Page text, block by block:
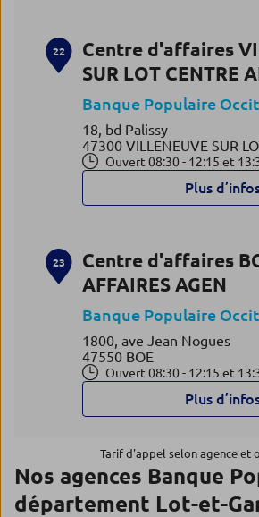
22
Centre d'affaires
SUR LOT CENTRE
Banque Populaire
18, bd Palissy
47300 VILLENEUVE SUR
Ouvert 08:30 - 12:15 et
Plus
23
Centre d'affaires
AFFAIRES AGEN
Banque Populaire
1800, ave Jean Nogues
47550 BOE
Ouvert 08:30 - 12:15 et
Plus
Tarif d'appel selon agence et
Nos agences Banque
département Lot-et-